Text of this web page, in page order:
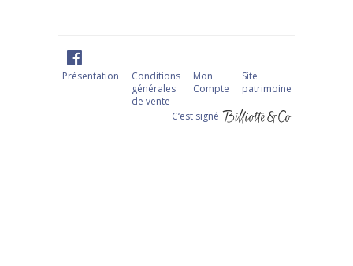
Présentation
Conditions
générales
de vente
Mon
Compte
Site
patrimoine
C‘est signé